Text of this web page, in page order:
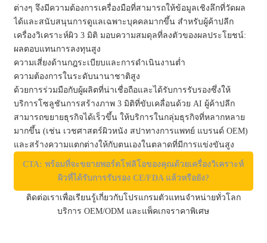
ต่างๆ จึงมีความต้องการเครื่องมือที่สามารถให้ข้อมูลเชิงลึกที่วัดผล
ได้และสนับสนุนการดูแลเฉพาะบุคคลมากขึ้น สำหรับผู้ค้าปลีก
เครื่องวิเคราะห์ผิว 3 มิติ มอบความสมดุลที่ลงตัวของผลประโยชน์:
ผลตอบแทนการลงทุนสูง
ความเสี่ยงด้านกฎระเบียบและการดำเนินงานต่ำ
ความต้องการในระดับนานาชาติสูง
ด้วยการร่วมมือกับผู้ผลิตที่น่าเชื่อถือและได้รับการรับรองซึ่งให้
บริการโซลูชันการสร้างภาพ 3 มิติที่ขับเคลื่อนด้วย AI ผู้ค้าปลีก
สามารถขยายธุรกิจได้เร็วขึ้น ให้บริการในกลุ่มธุรกิจที่หลากหลาย
มากขึ้น (เช่น เวชศาสตร์ผิวหนัง สปาทางการแพทย์ แบรนด์ OEM)
และสร้างความแตกต่างให้กับตนเองในตลาดที่มีการแข่งขันสูง
CTA: พร้อมที่จะขยายพอร์ตโฟลิโอของคุณด้วยเครื่องวิเคราะห์
ผิวที่ได้รับการรับรอง CE/FDA แล้วหรือยัง?
ติดต่อเราเพื่อเรียนรู้เกี่ยวกับโปรแกรมตัวแทนจำหน่ายทั่วโลก
บริการ OEM/ODM และแพ็คเกจราคาพิเศษ